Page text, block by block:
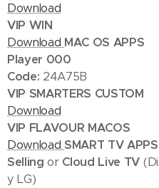
Download
VIP WIN
Download MAC OS APPS
Player 000
Code: 24A75B
VIP SMARTERS CUSTOM
Download
VIP FLAVOUR MACOS
Download SMART TV APPS
Selling or Cloud Live TV
y LG)